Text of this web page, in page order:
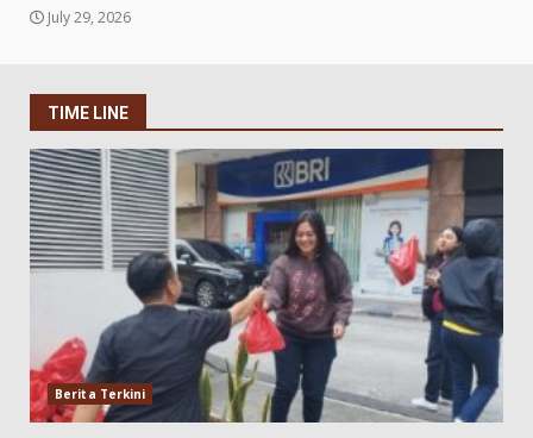
July 29, 2026
TIME LINE
Berita Terkini